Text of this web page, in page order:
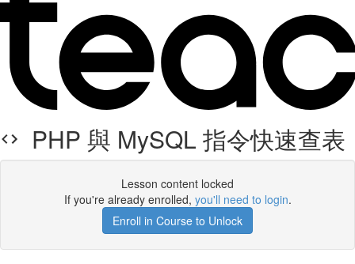
PHP 與 MySQL 指令快速查表
Lesson content locked
If you're already enrolled, you'll need to login.
Enroll in Course to Unlock